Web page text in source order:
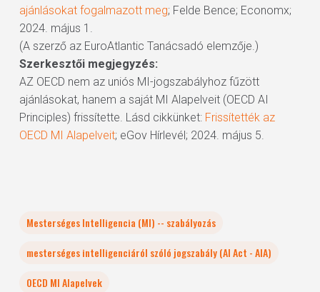
ajánlásokat fogalmazott meg; Felde Bence; Economx;
2024. május 1.
(A szerző az EuroAtlantic Tanácsadó elemzője.)
Szerkesztői megjegyzés:
AZ OECD nem az uniós MI-jogszabályhoz fűzött
ajánlásokat, hanem a saját MI Alapelveit (OECD AI
Principles) frissítette. Lásd cikkünket: Frissítették az
OECD MI Alapelveit; eGov Hírlevél; 2024. május 5.
Mesterséges Intelligencia (MI) -- szabályozás
mesterséges intelligenciáról szóló jogszabály (AI Act - AIA)
OECD MI Alapelvek